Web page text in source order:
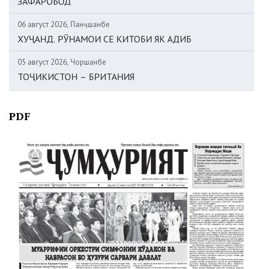
06 август 2026, Панҷшанбе
ХУҶАНД. РӮНАМОИ СЕ КИТОБИ ЯК АДИБ
05 август 2026, Чоршанбе
ТОҶИКИСТОН – БРИТАНИЯ
PDF